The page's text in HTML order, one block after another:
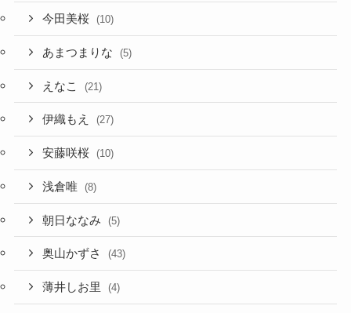
今田美桜 (10)
あまつまりな (5)
えなこ (21)
伊織もえ (27)
安藤咲桜 (10)
浅倉唯 (8)
朝日ななみ (5)
奥山かずさ (43)
薄井しお里 (4)